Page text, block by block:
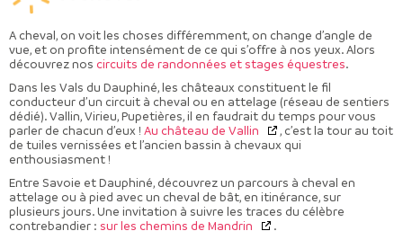
A cheval, on voit les choses différemment, on change d’angle de
vue, et on profite intensément de ce qui s’offre à nos yeux. Alors
découvrez nos circuits de randonnées et stages équestres.
Dans les Vals du Dauphiné, les châteaux constituent le fil
conducteur d’un circuit à cheval ou en attelage (réseau de sentiers
dédié). Vallin, Virieu, Pupetières, il en faudrait du temps pour vous
parler de chacun d’eux ! Au château de Vallin
, c’est la tour au toit
de tuiles vernissées et l’ancien bassin à chevaux qui
enthousiasment !
Entre Savoie et Dauphiné, découvrez un parcours à cheval en
attelage ou à pied avec un cheval de bât, en itinérance, sur
plusieurs jours. Une invitation à suivre les traces du célèbre
contrebandier : sur les chemins de Mandrin
.